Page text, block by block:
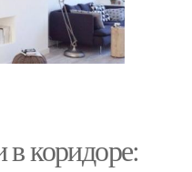
коридоре: